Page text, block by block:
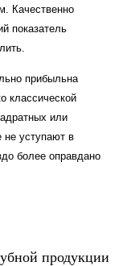
Качественно
показатель
прибыльна
классической
или
не уступают в
более оправдано
продукции